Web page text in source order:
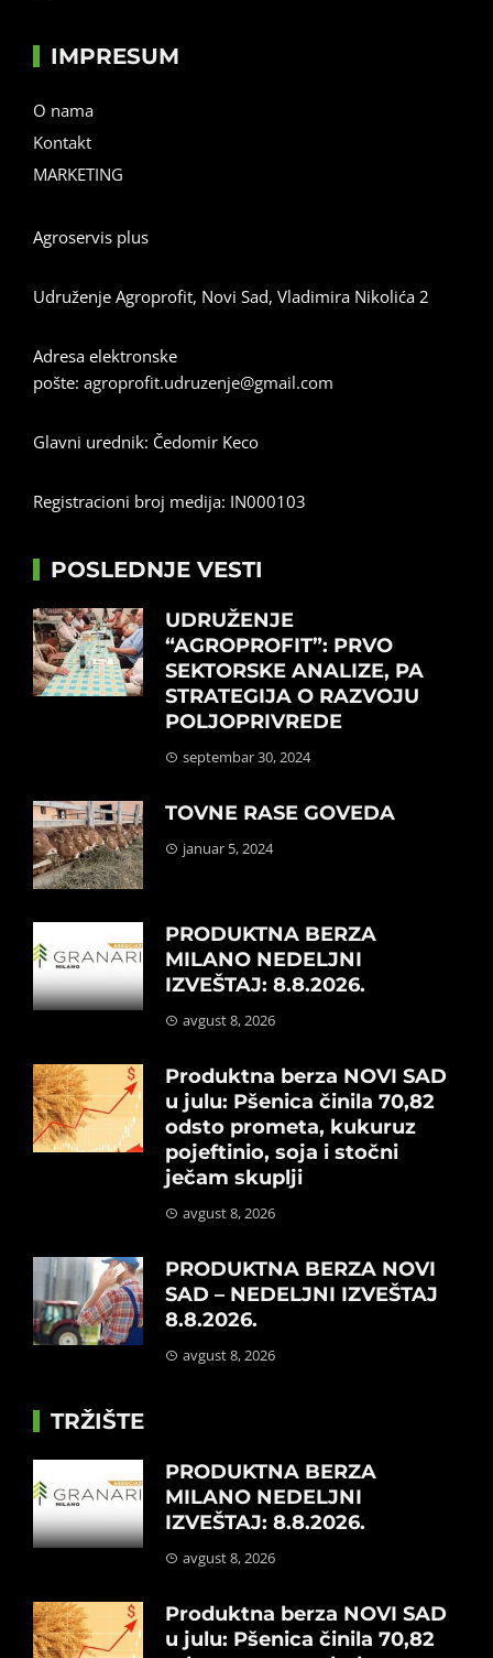
IMPRESUM
O nama
Kontakt
MARKETING
Agroservis plus
Udruženje Agroprofit, Novi Sad, Vladimira Nikolića 2
Adresa elektronske
pošte: agroprofit.udruzenje@gmail.com
Glavni urednik: Čedomir Keco
Registracioni broj medija: IN000103
POSLEDNJE VESTI
UDRUŽENJE
“AGROPROFIT”: PRVO
SEKTORSKE ANALIZE, PA
STRATEGIJA O RAZVOJU
POLJOPRIVREDE
septembar 30, 2024
TOVNE RASE GOVEDA
januar 5, 2024
PRODUKTNA BERZA
MILANO NEDELJNI
IZVEŠTAJ: 8.8.2026.
avgust 8, 2026
Produktna berza NOVI SAD
u julu: Pšenica činila 70,82
odsto prometa, kukuruz
pojeftinio, soja i stočni
ječam skuplji
avgust 8, 2026
PRODUKTNA BERZA NOVI
SAD – NEDELJNI IZVEŠTAJ
8.8.2026.
avgust 8, 2026
TRŽIŠTE
PRODUKTNA BERZA
MILANO NEDELJNI
IZVEŠTAJ: 8.8.2026.
avgust 8, 2026
Produktna berza NOVI SAD
u julu: Pšenica činila 70,82